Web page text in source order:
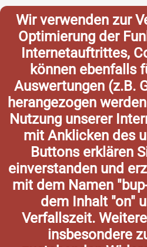
Wir verwenden zur
Optimierung der
Internetauftrittes,
können ebenfalls
Auswertungen (z.B.
herangezogen
Nutzung unserer
mit Anklicken des
Buttons erklären
einverstanden und
mit dem Namen
dem Inhalt "on"
Verfallszeit.
insbesondere